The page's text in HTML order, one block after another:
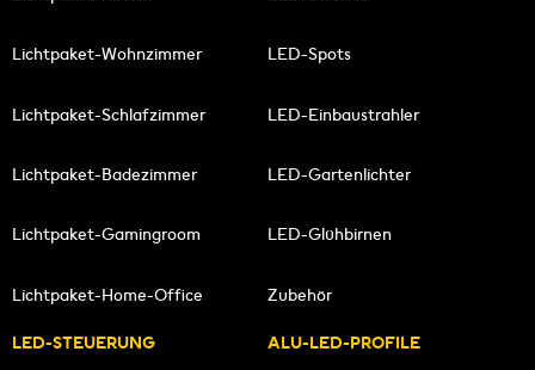
Lichtpaket-Wohnzimmer
Lichtpaket-Schlafzimmer
Lichtpaket-Badezimmer
Lichtpaket-Gamingroom
Lichtpaket-Home-Office
LED-Spots
LED-Einbaustrahler
LED-Gartenlichter
LED-Glühbirnen
Zubehör
LED-STEUERUNG ALU-LED-PROFILE